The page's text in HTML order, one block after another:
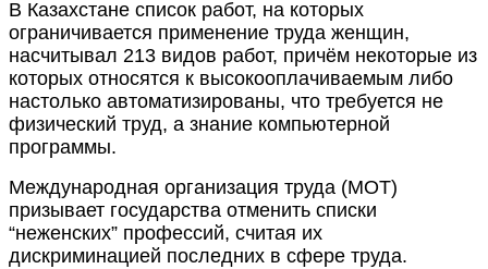
В Казахстане список работ, на которых
ограничивается применение труда женщин,
насчитывал 213 видов работ, причём некоторые из
которых относятся к высокооплачиваемым либо
настолько автоматизированы, что требуется не
физический труд, а знание компьютерной
программы.
Международная организация труда (МОТ)
призывает государства отменить списки
“неженских” профессий, считая их
дискриминацией последних в сфере труда.